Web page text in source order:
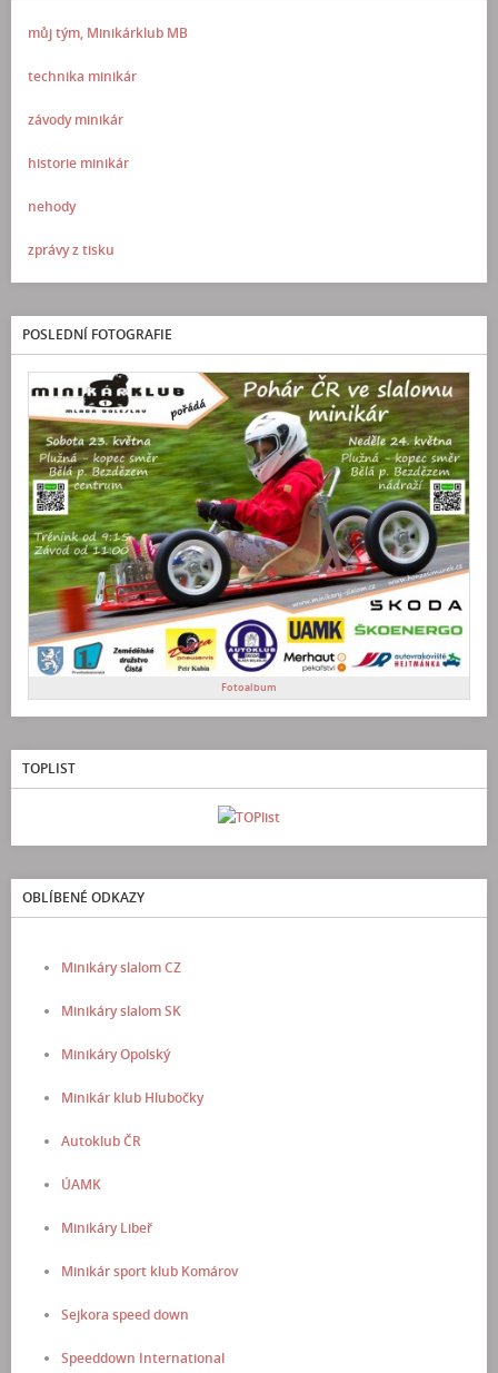
můj tým, Minikárklub MB
technika minikár
závody minikár
historie minikár
nehody
zprávy z tisku
POSLEDNÍ FOTOGRAFIE
Fotoalbum
TOPLIST
OBLÍBENÉ ODKAZY
Minikáry slalom CZ
Minikáry slalom SK
Minikáry Opolský
Minikár klub Hlubočky
Autoklub ČR
ÚAMK
Minikáry Libeř
Minikár sport klub Komárov
Sejkora speed down
Speeddown International